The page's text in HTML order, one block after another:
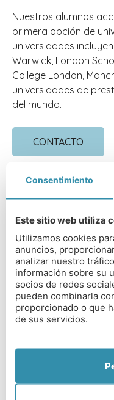
Nuestros alumnos
primera opción de
universidades
Warwick, London
College London,
universidades de
del mundo.
CONTACTO
DIRECCIÓN DEL
Oswestry School,
Shropshire SY11
TIPO DE COLEGIO
Mixto
DISTANCIA DESDE
Consentimiento
Este sitio web utiliza
Utilizamos cookies
anuncios,
analizar nuestro
información sobre su
socios de redes
pueden combinarla
proporcionado o que
de sus servicios.